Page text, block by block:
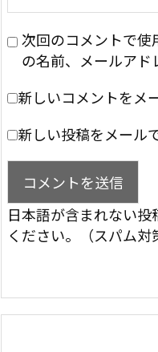
次回のコメントで
の名前、メールアド
新しいコメントをメ
新しい投稿をメール
日本語が含まれない
ください。（スパム対